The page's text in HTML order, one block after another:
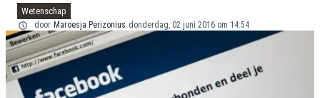
Wetenschap
door Maroesja Perizonius donderdag, 02 juni 2016 om 14:54